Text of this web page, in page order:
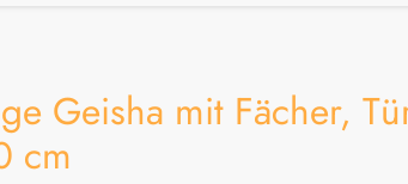
Geisha mit Fächer,
cm